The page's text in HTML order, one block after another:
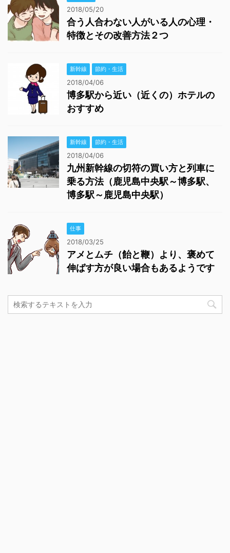
2018/05/20
合う人合わない人がいる人の心理・
特徴とその改善方法２つ
新幹線 節約・生活
2018/04/06
博多駅から近い（近くの）ホテルの
おすすめ
新幹線 節約・生活
2018/04/06
九州新幹線の切符の買い方と列車に
乗る方法（鹿児島中央駅～博多駅、
博多駅～鹿児島中央駅）
仕事
2018/03/25
アメとムチ（飴と鞭）より、褒めて
伸ばす方が良い場合もあるようです